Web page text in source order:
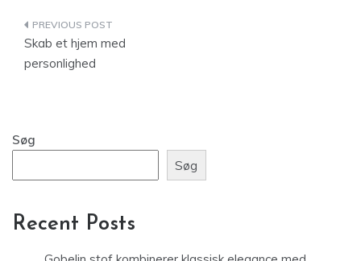
Indlægsnavigation
Skab et hjem med
personlighed
Søg
Søg
Recent Posts